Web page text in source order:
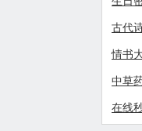
古代
情书
中草
在线